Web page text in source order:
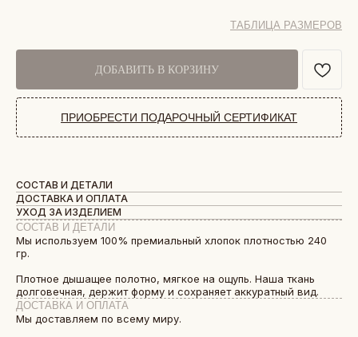
ТАБЛИЦА РАЗМЕРОВ
ДОБАВИТЬ В КОРЗИНУ
ПРИОБРЕСТИ ПОДАРОЧНЫЙ СЕРТИФИКАТ
СОСТАВ И ДЕТАЛИ
ДОСТАВКА И ОПЛАТА
УХОД ЗА ИЗДЕЛИЕМ
СОСТАВ И ДЕТАЛИ
Мы используем 100% премиальный хлопок плотностью 240
гр.
Плотное дышащее полотно, мягкое на ощупь. Наша ткань
долговечная, держит форму и сохраняет аккуратный вид.
ДОСТАВКА И ОПЛАТА
Мы доставляем по всему миру.